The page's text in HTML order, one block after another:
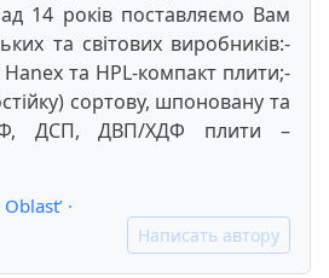
14 років поставляємо Вам
та світових виробників:-
та HPL-компакт плити;-
сортову, шпоновану та
ДСП, ДВП/ХДФ плити –
·
Написать автору